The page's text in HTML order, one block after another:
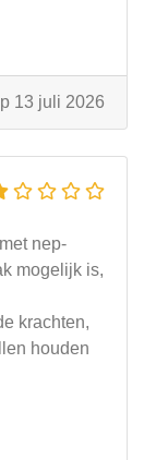
13 juli 2026
nep-
mogelijk is,
krachten,
houden